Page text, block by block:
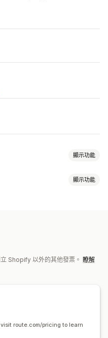
顯示功能
顯示功能
不可退貨品項 退貨期限
Shopify 以外的其他發票。 瞭解
route.com/pricing to learn